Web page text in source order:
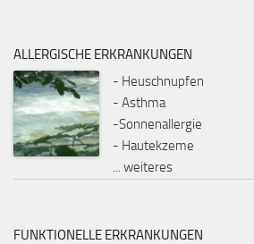
ALLERGISCHE ERKRANKUNGEN
- Heuschnupfen
- Asthma
-Sonnenallergie
- Hautekzeme
... weiteres
FUNKTIONELLE ERKRANKUNGEN